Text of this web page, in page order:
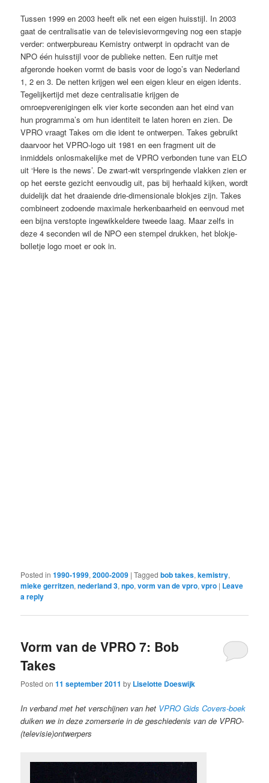
Tussen 1999 en 2003 heeft elk net een eigen huisstijl. In 2003
gaat de centralisatie van de televisievormgeving nog een stapje
verder: ontwerpbureau Kemistry ontwerpt in opdracht van de
NPO één huisstijl voor de publieke netten. Een ruitje met
afgeronde hoeken vormt de basis voor de logo’s van Nederland
1, 2 en 3. De netten krijgen wel een eigen kleur en eigen idents.
Tegelijkertijd met deze centralisatie krijgen de
omroepverenigingen elk vier korte seconden aan het eind van
hun programma’s om hun identiteit te laten horen en zien. De
VPRO vraagt Takes om die ident te ontwerpen. Takes gebruikt
daarvoor het VPRO-logo uit 1981 en een fragment uit de
inmiddels onlosmakelijke met de VPRO verbonden tune van ELO
uit ‘Here is the news’. De zwart-wit verspringende vlakken zien er
op het eerste gezicht eenvoudig uit, pas bij herhaald kijken, wordt
duidelijk dat het draaiende drie-dimensionale blokjes zijn. Takes
combineert zodoende maximale herkenbaarheid en eenvoud met
een bijna verstopte ingewikkeldere tweede laag. Maar zelfs in
deze 4 seconden wil de NPO een stempel drukken, het blokje-
bolletje logo moet er ook in.
Posted in 1990-1999,2000-2009 |Tagged bob takes,kemistry,
mieke gerritzen,nederland 3,npo,vorm van de vpro,vpro | Leave
a reply
Vorm van de VPRO 7: Bob
Takes
Posted on11 september 2011 by Liselotte Doeswijk
In verband met het verschijnen van het VPRO Gids Covers-boek
duiken we in deze zomerserie in de geschiedenis van de VPRO-
(televisie)ontwerpers